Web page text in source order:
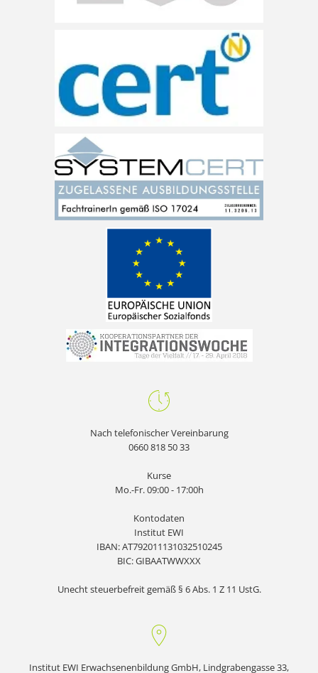
Nach telefonischer Vereinbarung
0660 818 50 33
Kurse
Mo.-Fr. 09:00 - 17:00h
Kontodaten
Institut EWI
IBAN: AT792011131032510245
BIC: GIBAATWWXXX
Unecht steuerbefreit gemäß § 6 Abs. 1 Z 11 UstG.
Institut EWI Erwachsenenbildung GmbH, Lindgrabengasse 33,